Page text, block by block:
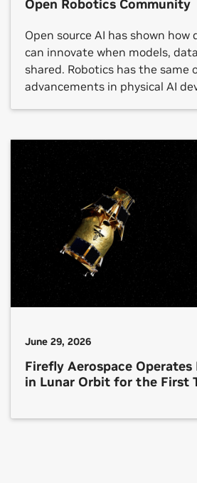
Open Robotics Community
Open source AI has shown how
can innovate when models,
shared. Robotics has the same
advancements in physical AI
to simulation, compute and
June 29, 2026
Firefly Aerospace
in Lunar Orbit for the First